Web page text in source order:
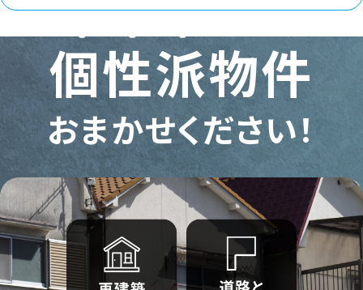
個性派物件
おまかせください！